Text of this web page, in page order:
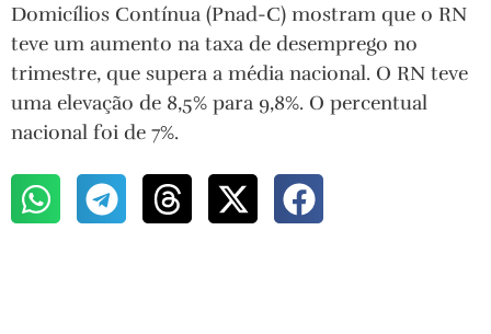
Domicílios Contínua (Pnad-C) mostram que o RN
teve um aumento na taxa de desemprego no
trimestre, que supera a média nacional. O RN teve
uma elevação de 8,5% para 9,8%. O percentual
nacional foi de 7%.